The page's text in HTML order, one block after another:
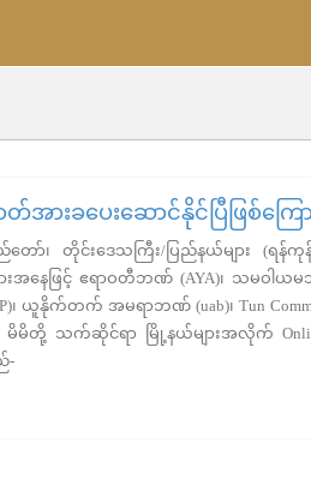
ာတ်အားခပေးဆောင်နိုင်ပြီဖြစ်က
ည်တော်၊ တိုင်းဒေသကြီး/ပြည်နယ်များ (ရ
းအနေဖြင့် ဧရာဝတီဘဏ် (AYA)၊ သမဝါယ
ယူနိုက်တက် အမရာဘဏ် (uab)၊ Tun
မိမိတို့ သက်ဆိုင်ရာ မြို့နယ်များအလိုက် Online
-